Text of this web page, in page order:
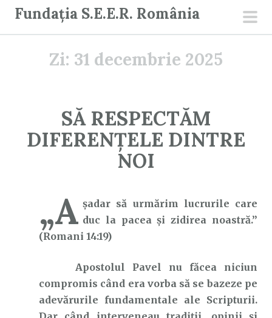
Fundația S.E.E.R. România
Zi: 31 decembrie 2025
SĂ RESPECTĂM
DIFERENȚELE DINTRE
NOI
„A şadar să urmărim lucrurile care
duc la pacea şi zidirea noastră.”
(Romani 14:19)
Apostolul Pavel nu făcea niciun
compromis când era vorba să se bazeze pe
adevărurile fundamentale ale Scripturii.